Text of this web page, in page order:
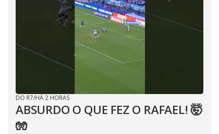
DO R7/HÁ 2 HORAS
ABSURDO O QUE FEZ O RAFAEL! 🤯
🧤